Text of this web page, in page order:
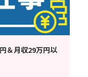
＆月収29万円以